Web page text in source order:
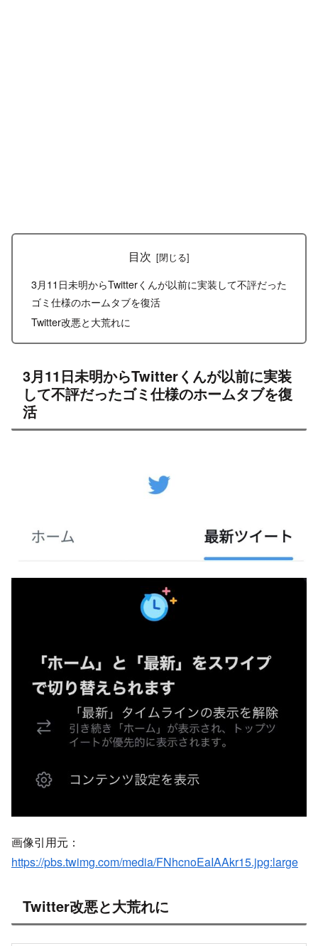
目次
3月11日未明からTwitterくんが以前に実装して不評だった
ゴミ仕様のホームタブを復活
Twitter改悪と大荒れに
3月11日未明からTwitterくんが以前に実装
して不評だったゴミ仕様のホームタブを復
活
画像引用元：
https://pbs.twimg.com/media/FNhcnoEaIAAkr15.jpg:large
Twitter改悪と大荒れに